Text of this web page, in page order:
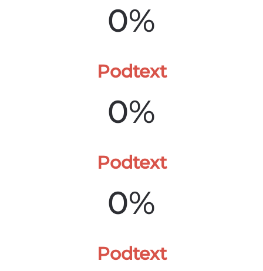
0%
Podtext
0%
Podtext
0%
Podtext